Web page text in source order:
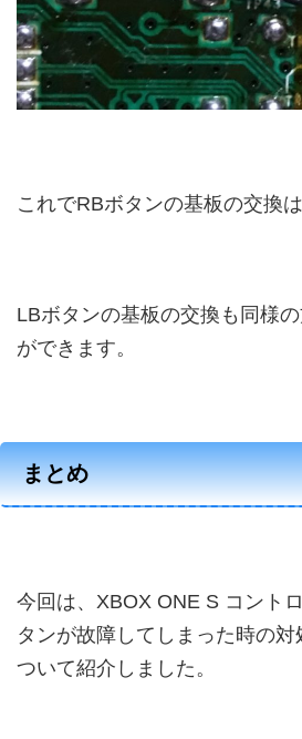
これでRBボタンの基板の交換は
LBボタンの基板の交換も同様
ができます。
まとめ
今回は、XBOX ONE S コント
タンが故障してしまった時の
ついて紹介しました。